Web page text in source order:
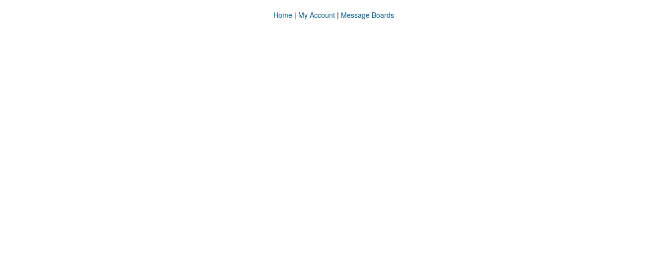
Home| My Account| Message Boards